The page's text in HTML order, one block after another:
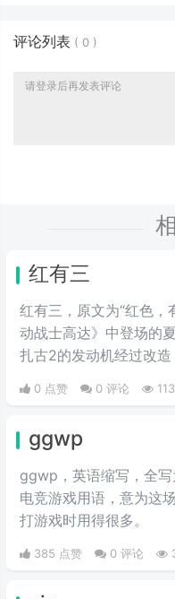
评论列表 ( 0 )
红有三
红有三，原文为“红色，
动战士高达》中登场的
扎古2的发动机经过改
三倍速也被看作是夏亚
0 点赞 0 评论
ggwp
ggwp，英‌‌‌‌‌‌‌‌‌‌‌语缩写，全
电竞游戏用语，意为这
打游戏时用得很多。
385 点赞 0 评论